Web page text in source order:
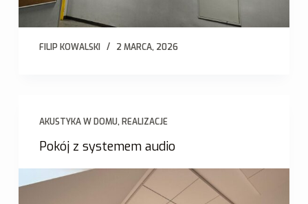
FILIP KOWALSKI 2 MARCA, 2026
AKUSTYKA W DOMU,REALIZACJE
Pokój z systemem audio